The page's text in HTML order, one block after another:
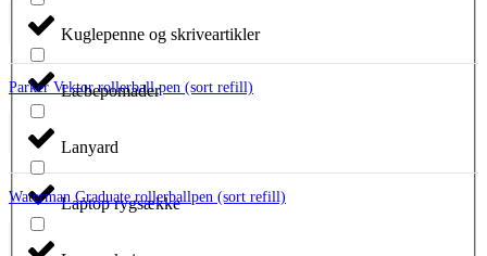
Kuglepenne og skriveartikler
Læbepomader
Lanyard
Laptop rygsække
Parker Vektor rollerball pen (sort refill)
Waterman Graduate rollerballpen (sort refill)